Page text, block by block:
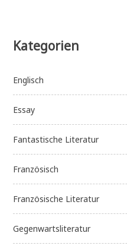
Kategorien
Englisch
Essay
Fantastische Literatur
Französisch
Französische Literatur
Gegenwartsliteratur